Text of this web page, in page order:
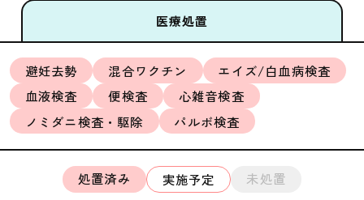
医療処置
避妊去勢 混合ワクチン
エイズ/白血病検査
血液検査
便検査
心雑音検査
ノミダニ検査・駆除
パルボ検査
処置済み 実施予定 未処置